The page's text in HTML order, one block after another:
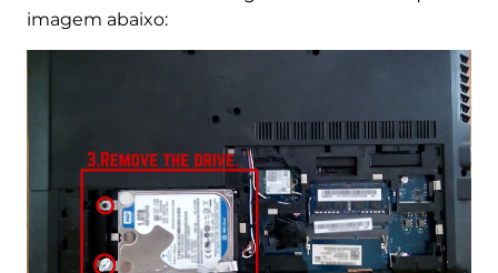
imagem abaixo:
Baixar
Extrator do setor de